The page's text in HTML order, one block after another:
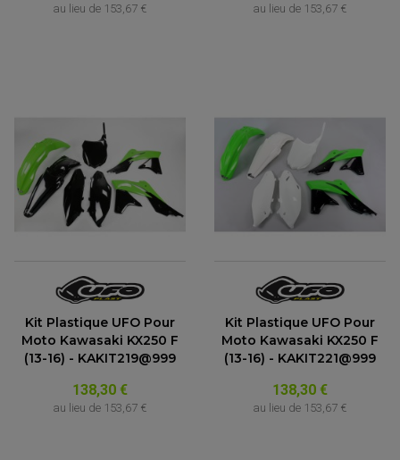
PARTIE CYCLE QUAD
BIELLETTES DE DIRECTION
CÂBLE ACCÉLÉRATEUR / EMBRAYAGE / STARTER
COLONNE DE DIRECTION QUAD
au lieu de 153,67 € au lieu de 153,67 €
Kit Plastique UFO Pour
Moto Kawasaki KX250 F
(13-16) - KAKIT219@999
138,30 €
au lieu de 153,67 €
Kit Plastique UFO Pour
Moto Kawasaki KX250 F
(13-16) - KAKIT221@999
138,30 €
au lieu de 153,67 €